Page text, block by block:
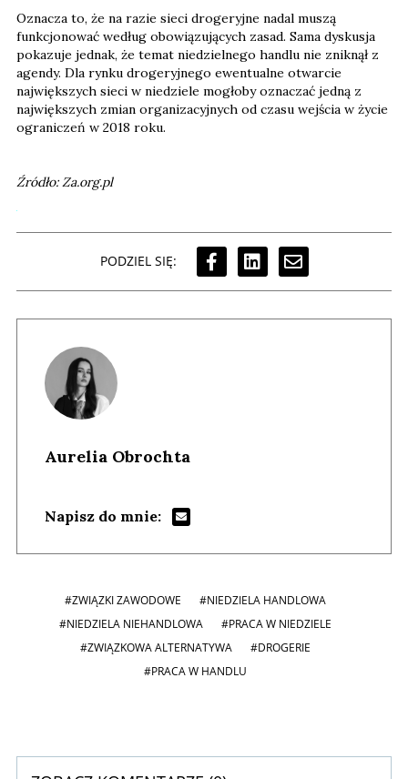
Oznacza to, że na razie sieci drogeryjne nadal muszą
funkcjonować według obowiązujących zasad. Sama dyskusja
pokazuje jednak, że temat niedzielnego handlu nie zniknął z
agendy. Dla rynku drogeryjnego ewentualne otwarcie
największych sieci w niedziele mogłoby oznaczać jedną z
największych zmian organizacyjnych od czasu wejścia w życie
ograniczeń w 2018 roku.
Źródło: Za.org.pl
PODZIEL SIĘ:
Aurelia Obrochta
Napisz do mnie:
#ZWIĄZKI ZAWODOWE
#NIEDZIELA HANDLOWA
#NIEDZIELA NIEHANDLOWA
#PRACA W NIEDZIELE
#ZWIĄZKOWA ALTERNATYWA
#DROGERIE
#PRACA W HANDLU